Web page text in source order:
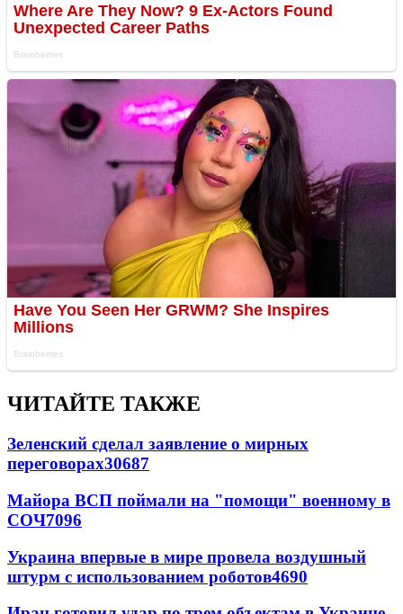
ЧИТАЙТЕ ТАКЖЕ
Зеленский сделал заявление о мирных
переговорах30687
Майора ВСП поймали на "помощи" военному в
СОЧ7096
Украина впервые в мире провела воздушный
штурм с использованием роботов4690